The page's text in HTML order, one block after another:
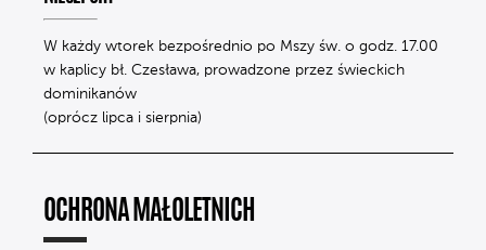
W każdy wtorek bezpośrednio po Mszy św. o godz. 17.00
w kaplicy bł. Czesława, prowadzone przez świeckich
dominikanów
(oprócz lipca i sierpnia)
OCHRONA MAŁOLETNICH